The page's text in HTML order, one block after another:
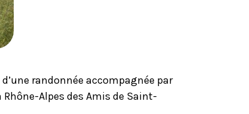
randonnée accompagnée par
Alpes des Amis de Saint-